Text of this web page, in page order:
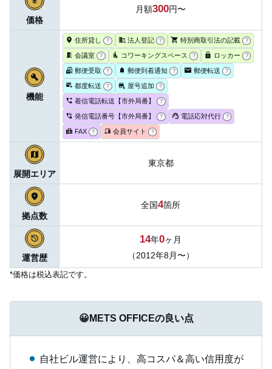
価格
月額300円〜
機能
住所貸し ? 法人登記 ? 特別商取引法の記載 ?
会議室 ? コワーキングスペース ? ロッカー ?
郵便受取 ? 郵便到着通知 ? 郵便転送 ?
都度転送 ? 屋号追加 ?
着信電話転送【市外局番】 ?
発信電話番号【市外局番】 ? 電話応対代行 ?
FAX ? 会員サイト ?
展開エリア
東京都
拠点数
全国4箇所
運営歴
14年0ヶ月
（2012年8月〜）
*価格は税込表記です。
😀METS OFFICEの良い点
自社ビル運営により、高コスパ＆高い信用度が